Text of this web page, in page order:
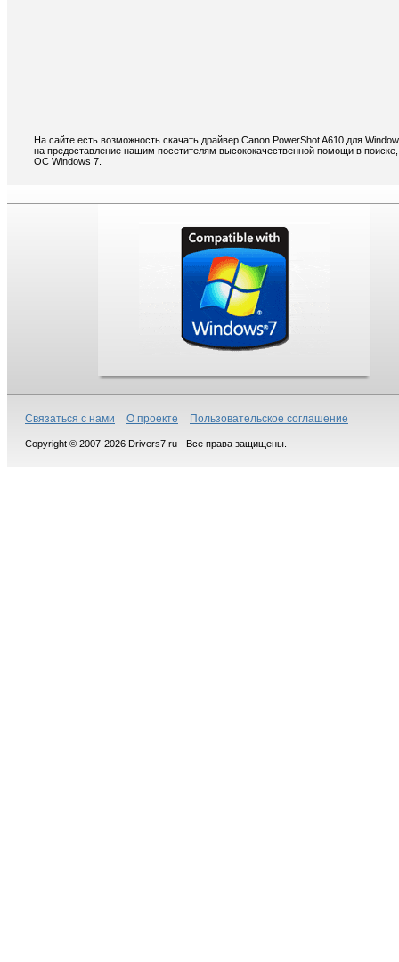
На сайте есть возможность скачать драйвер Canon PowerShot A610 для
на предоставление нашим посетителям высококачественной помощи в
ОС Windows 7.
Связаться с нами О проекте Пользовательское соглашение
Copyright © 2007-2026 Drivers7.ru - Все права защищены.